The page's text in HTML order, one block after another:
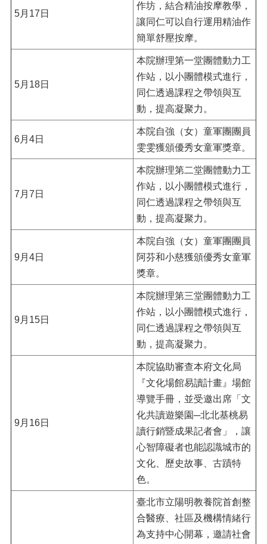
5月17日
作坊，結合精油按摩教學，
讓同仁可以自行運用精油作
簡單舒壓按摩。
5月18日
本院辦理第一堂團體動力工
作站，以小團體模式進行，
同仁透過課程之帶領與互
動，提高凝聚力。
6月4日
本院自強（女）童軍團團員
雯雯獲頒優秀女童軍獎章。
7月7日
本院辦理第二堂團體動力工
作站，以小團體模式進行，
同仁透過課程之帶領與互
動，提高凝聚力。
9月4日
本院自強（女）童軍團團員
阿芬和小慈獲頒優秀女童軍
獎章。
9月15日
本院辦理第三堂團體動力工
作站，以小團體模式進行，
同仁透過課程之帶領與互
動，提高凝聚力。
9月16日
本院協助審查本府文化局
『文化場館易讀計畫』場館
導覽手冊，並受邀出席「文
化共讀遊樂園─北北基桃易
讀行銷暨成果記者會」，讓
心智障礙者也能認識城市的
文化、歷史故事、古蹟特
色。
臺北市立陽明教養院首創整
合醫療、社區及機構情緒行
為支持中心開幕，邀請社會